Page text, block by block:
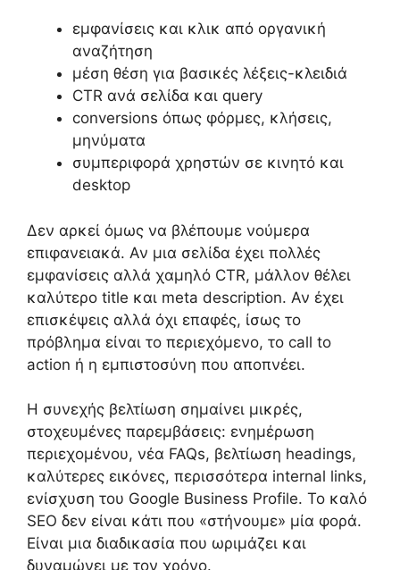
εμφανίσεις και κλικ από οργανική
αναζήτηση
μέση θέση για βασικές λέξεις-κλειδιά
CTR ανά σελίδα και query
conversions όπως φόρμες, κλήσεις,
μηνύματα
συμπεριφορά χρηστών σε κινητό και
desktop
Δεν αρκεί όμως να βλέπουμε νούμερα
επιφανειακά. Αν μια σελίδα έχει πολλές
εμφανίσεις αλλά χαμηλό CTR, μάλλον θέλει
καλύτερο title και meta description. Αν έχει
επισκέψεις αλλά όχι επαφές, ίσως το
πρόβλημα είναι το περιεχόμενο, το call to
action ή η εμπιστοσύνη που αποπνέει.
Η συνεχής βελτίωση σημαίνει μικρές,
στοχευμένες παρεμβάσεις: ενημέρωση
περιεχομένου, νέα FAQs, βελτίωση headings,
καλύτερες εικόνες, περισσότερα internal links,
ενίσχυση του Google Business Profile. Το καλό
SEO δεν είναι κάτι που «στήνουμε» μία φορά.
Είναι μια διαδικασία που ωριμάζει και
δυναμώνει με τον χρόνο.